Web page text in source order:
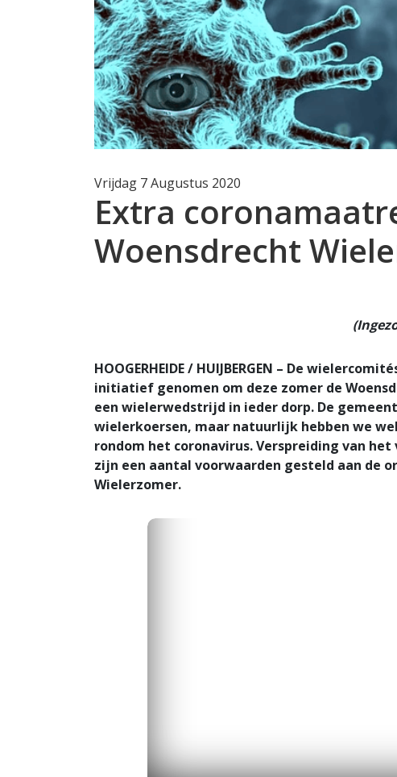
Vrijdag 7 Augustus 2020
Extra
Woensdrecht
HOOGERHEIDE / HUIJBERGEN – De
initiatief genomen om deze zomer de
een wielerwedstrijd in ieder dorp. De
wielerkoersen, maar natuurlijk hebben we
rondom het coronavirus. Verspreiding van
zijn een aantal voorwaarden gesteld aan de
Wielerzomer.